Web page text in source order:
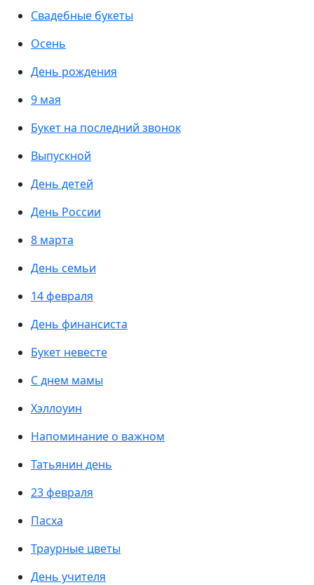
Свадебные букеты
Осень
День рождения
9 мая
Букет на последний звонок
Выпускной
День детей
День России
8 марта
День семьи
14 февраля
День финансиста
Букет невесте
С днем мамы
Хэллоуин
Напоминание о важном
Татьянин день
23 февраля
Пасха
Траурные цветы
День учителя